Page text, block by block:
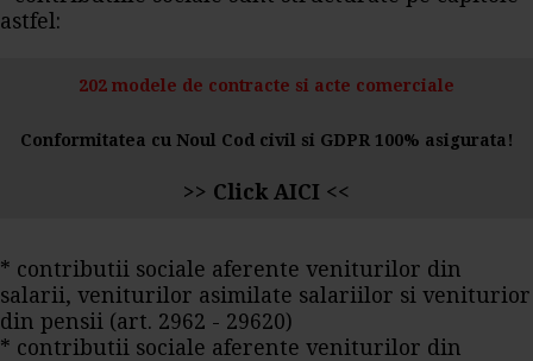
astfel:
202 modele de contracte si acte comerciale
Conformitatea cu Noul Cod civil si GDPR 100% asigurata!
>> Click AICI <<
* contributii sociale aferente veniturilor din
salarii, veniturilor asimilate salariilor si veniturior
din pensii (art. 2962 - 29620)
* contributii sociale aferente veniturilor din